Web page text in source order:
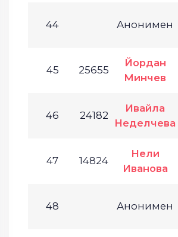
44 Анонимен
45 25655
Йордан
Минчев
46 24182
Ивайла
Неделчева
47 14824
Нели
Иванова
48 Анонимен